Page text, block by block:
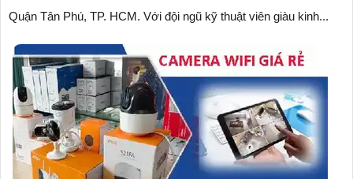
Quận Tân Phú, TP. HCM. Với đội ngũ kỹ thuật viên giàu kinh...